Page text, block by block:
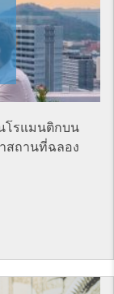
โรแมนติกบน
สถานที่ฉลอง